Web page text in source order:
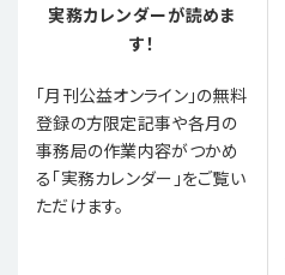
実務カレンダーが読めま
す！
「月刊公益オンライン」の無料
登録の方限定記事や各月の
事務局の作業内容がつかめ
る「実務カレンダー」をご覧い
ただけます。